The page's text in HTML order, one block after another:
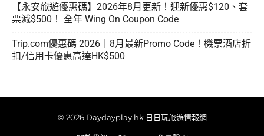
【永安旅遊優惠碼】2026年8月更新！迎新優惠$120、套
票減$500！ 全年 Wing On Coupon Code
Trip.com優惠碼 2026｜8月最新Promo Code！機票酒店折
扣/信用卡優惠高達HK$500
© 2026 Daydayplay.hk 日日玩旅遊情報網